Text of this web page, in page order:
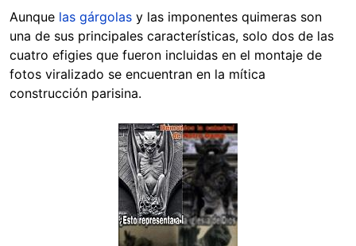
Aunque las gárgolas y las imponentes quimeras son
una de sus principales características, solo dos de las
cuatro efigies que fueron incluidas en el montaje de
fotos viralizado se encuentran en la mítica
construcción parisina.